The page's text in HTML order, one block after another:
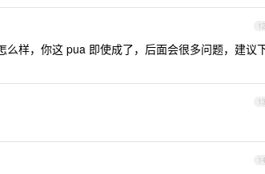
12
样，你这 pua 即使成了，后面会很多问题，建议
13
14